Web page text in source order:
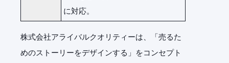
に対応。
株式会社アライバルクオリティーは、「売るた
めのストーリーをデザインする」をコンセプト